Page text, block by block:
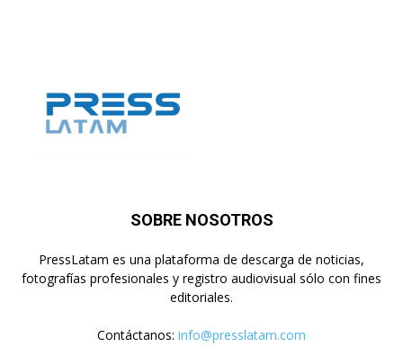
SOBRE NOSOTROS
PressLatam es una plataforma de descarga de noticias,
fotografías profesionales y registro audiovisual sólo con fines
editoriales.
Contáctanos: info@presslatam.com